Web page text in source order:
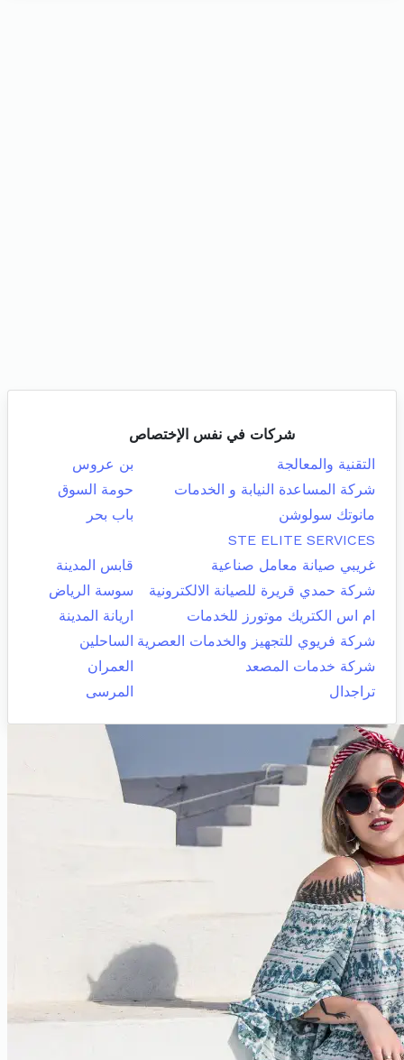
شركات في نفس الإختصاص
التقنية والمعالجة
بن عروس
شركة المساعدة النيابة و الخدمات
حومة السوق
مانوتك سولوشن
باب بحر
STE ELITE SERVICES
غريبي صيانة معامل صناعية
قابس المدينة
شركة حمدي قريرة للصيانة الالكترونية
سوسة الرياض
ام اس الكتريك موتورز للخدمات
اريانة المدينة
شركة فريوي للتجهيز والخدمات العصرية الساحلين
شركة خدمات المصعد
العمران
تراجدال
المرسى